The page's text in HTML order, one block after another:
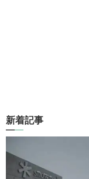
新着記事